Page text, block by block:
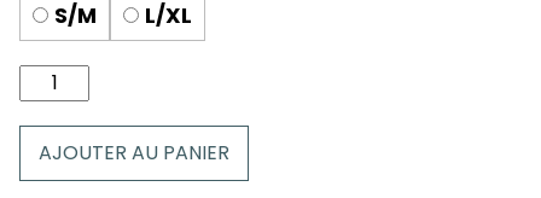
S/M L/XL
quantité
de
serre
AJOUTER AU PANIER